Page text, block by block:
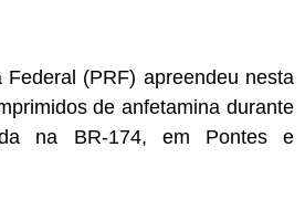
(PRF) apreendeu nesta
de anfetamina durante
na BR-174, em Pontes e